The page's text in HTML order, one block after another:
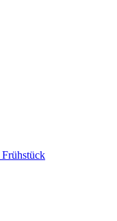
Frühstück